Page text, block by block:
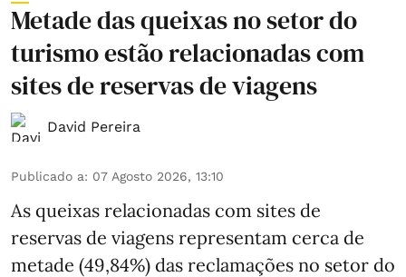
Metade das queixas no setor do
turismo estão relacionadas com
sites de reservas de viagens
David Pereira
Publicado a: 07 Agosto 2026, 13:10
As queixas relacionadas com sites de
reservas de viagens representam cerca de
metade (49,84%) das reclamações no setor do